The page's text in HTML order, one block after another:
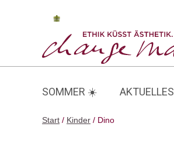
SOMMER ☀️ AKTUELLES
Start / Kinder / Dino